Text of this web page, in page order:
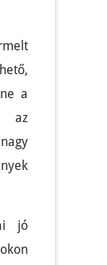
a
az
jó